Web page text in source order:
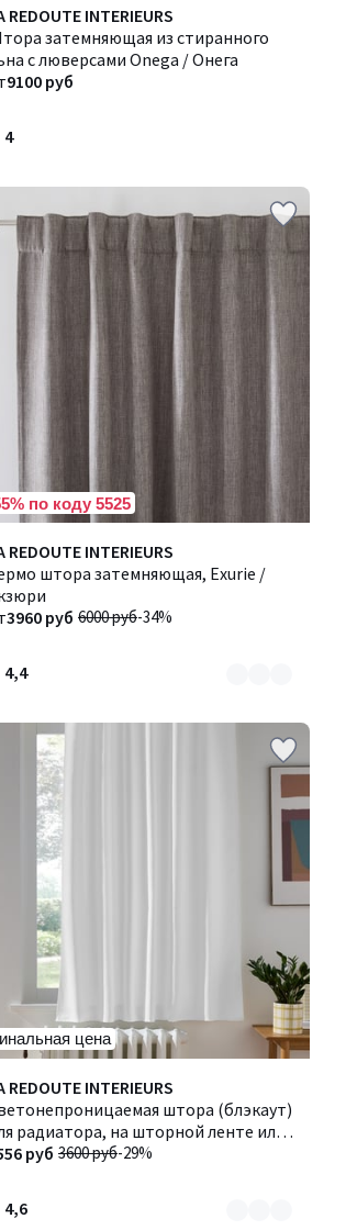
REDOUTE INTERIEURS
затемняющая из стиранного
с люверсами Onega / Онега
9100 руб
4
по коду 5525
REDOUTE INTERIEURS
штора затемняющая, Exurie /
6000 руб-34%
3960 руб
5
4,4
цена
REDOUTE INTERIEURS
штора (блэкаут)
радиатора, на шторной ленте или с
волны, VODA / ВОДА
3600 руб-29%
руб
5
4,6